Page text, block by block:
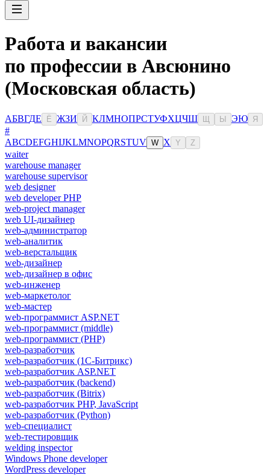
Работа и вакансии
по профессии в Авсюнино
(Московская область)
АБВГДЕ Ё ЖЗИ Й КЛМНОПРСТУФХЦЧШ Ы ЭЮ Я
#
ABCDEFGHIJKLMNOPQRSTUV W X Y Z
waiter
warehouse manager
warehouse supervisor
web designer
web developer PHP
web-project manager
web UI-дизайнер
web-администратор
web-аналитик
web-верстальщик
web-дизайнер
web-дизайнер в офис
web-инженер
web-маркетолог
web-мастер
web-программист ASP.NET
web-программист (middle)
web-программист (PHP)
web-разработчик
web-разработчик (1С-Битрикс)
web-разработчик ASP.NET
web-разработчик (backend)
web-разработчик (Bitrix)
web-разработчик PHP, JavaScript
web-разработчик (Python)
web-специалист
web-тестировщик
welding inspector
Windows Phone developer
WordPress developer